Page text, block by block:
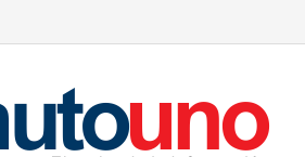
de hasta 4 mil pesos por becerro